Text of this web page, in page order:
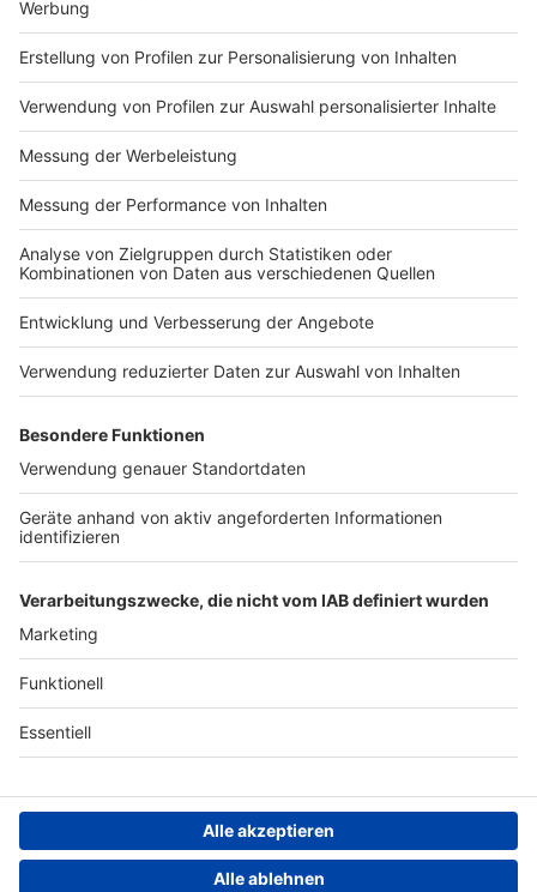
Impressum
Nutzungsbedingungen
Jobs
Presse
Werben
Archiv
ANTENNE BAYERN GROUP
Stiftung ANTENNE BAYERN
hilft
Teilnahmebedingungen
Grounding Page ANTENNE
BAYERN
Kontakt
Studio-Hotline
Verkehrs-Hotline
Datenschutz­erklärung
einstellungen
Persönliche Datenkontrolle
Newsletter